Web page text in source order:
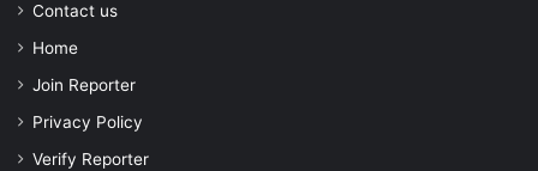
Contact us
Home
Join Reporter
Privacy Policy
Verify Reporter